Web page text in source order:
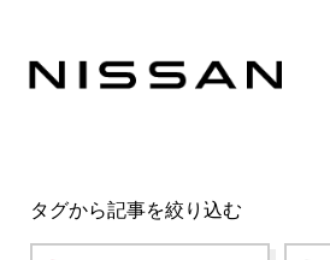
タグから記事を絞り込む